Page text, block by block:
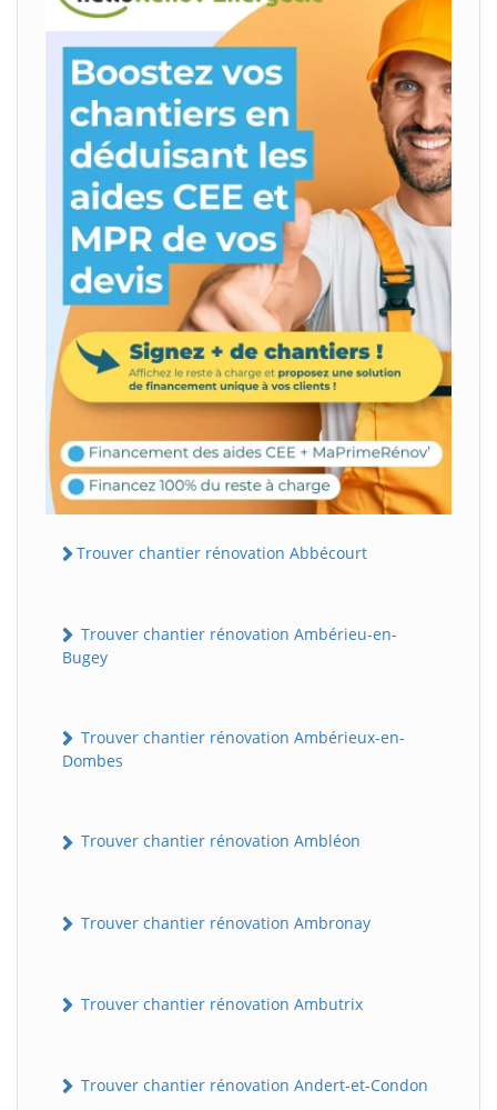
Trouver chantier rénovation Abbécourt
Trouver chantier rénovation Ambérieu-en-
Bugey
Trouver chantier rénovation Ambérieux-en-
Dombes
Trouver chantier rénovation Ambléon
Trouver chantier rénovation Ambronay
Trouver chantier rénovation Ambutrix
Trouver chantier rénovation Andert-et-Condon